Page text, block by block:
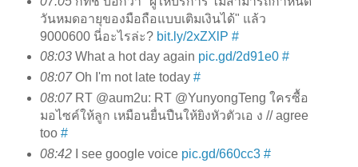
วันหมดอายุของมือถือแบบเติมเงินได้" แล้ว
9000600 นี่อะไรล่ะ? bit.ly/2xZXlP #
08:03What a hot day again pic.gd/2d91e0 #
08:07Oh I'm not late today #
08:07RT @aum2u: RT @YunyongTeng ใครซื้อ
มอไซค์ให้ลูก เหมือนยื่นปืนให้ยิงหัวตัวเอ ง // agree
too #
08:42I see google voice pic.gd/660cc3 #